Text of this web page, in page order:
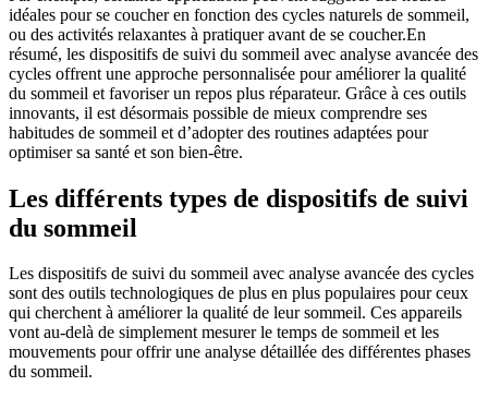
idéales pour se coucher en fonction des cycles naturels de sommeil,
ou des activités relaxantes à pratiquer avant de se coucher.En
résumé, les dispositifs de suivi du sommeil avec analyse avancée des
cycles offrent une approche personnalisée pour améliorer la qualité
du sommeil et favoriser un repos plus réparateur. Grâce à ces outils
innovants, il est désormais possible de mieux comprendre ses
habitudes de sommeil et d’adopter des routines adaptées pour
optimiser sa santé et son bien-être.
Les différents types de dispositifs de suivi
du sommeil
Les dispositifs de suivi du sommeil avec analyse avancée des cycles
sont des outils technologiques de plus en plus populaires pour ceux
qui cherchent à améliorer la qualité de leur sommeil. Ces appareils
vont au-delà de simplement mesurer le temps de sommeil et les
mouvements pour offrir une analyse détaillée des différentes phases
du sommeil.